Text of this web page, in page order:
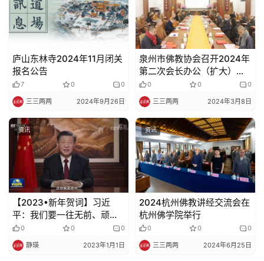
庐山东林寺2024年11月闭关
报名公告
7 0 0
三三两两 2024年9月26日
泉州市佛教协会召开2024年
第二次会长办公（扩大）会
暨2023年度工作总结、述职
会议
0 0 0
三三两两 2024年3月8日
资讯
【2023•新年贺词】习近
平：我们要一往无前、顽强
拼搏，让明天的中国更美好
0 0 0
静瑛 2023年1月1日
资讯
2024杭州佛教讲经交流会在
杭州佛学院举行
0 0 0
三三两两 2024年6月25日